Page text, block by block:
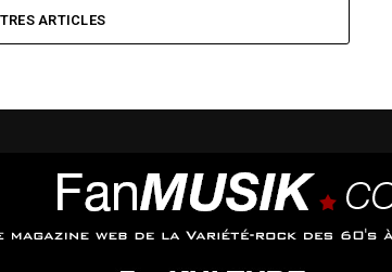
ARTICLES